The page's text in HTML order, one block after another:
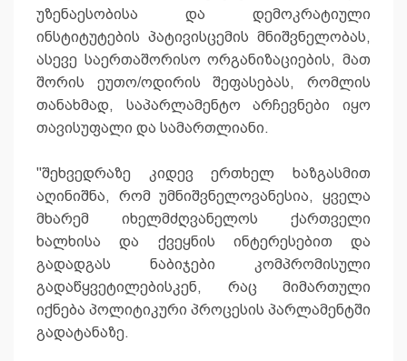
უზენაესობისა და დემოკრატიული
ინსტიტუტების პატივისცემის მნიშვნელობას,
ასევე საერთაშორისო ორგანიზაციების, მათ
შორის ეუთო/ოდირის შეფასებას, რომლის
თანახმად, საპარლამენტო არჩევნები იყო
თავისუფალი და სამართლიანი.
"შეხვედრაზე კიდევ ერთხელ ხაზგასმით
აღინიშნა, რომ უმნიშვნელოვანესია, ყველა
მხარემ იხელმძღვანელოს ქართველი
ხალხისა და ქვეყნის ინტერესებით და
გადადგას ნაბიჯები კომპრომისული
გადაწყვეტილებისკენ, რაც მიმართული
იქნება პოლიტიკური პროცესის პარლამენტში
გადატანაზე.